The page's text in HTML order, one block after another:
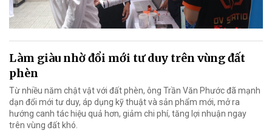
Làm giàu nhờ đổi mới tư duy trên vùng đất
phèn
Từ nhiều năm chật vật với đất phèn, ông Trần Văn Phước đã mạnh
dạn đổi mới tư duy, áp dụng kỹ thuật và sản phẩm mới, mở ra
hướng canh tác hiệu quả hơn, giảm chi phí, tăng lợi nhuận ngay
trên vùng đất khó.